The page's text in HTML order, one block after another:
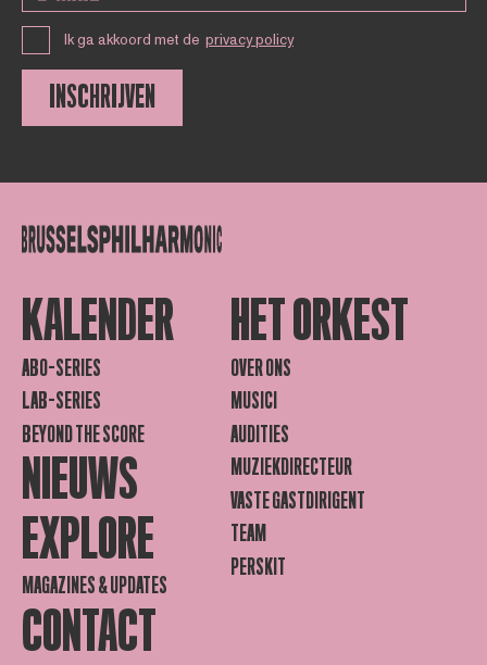
Ik ga akkoord met de privacy policy
INSCHRIJVEN
KALENDER
ABO-SERIES
LAB-SERIES
BEYOND THE SCORE
NIEUWS
EXPLORE
MAGAZINES & UPDATES
CONTACT
HET ORKEST
OVER ONS
MUSICI
AUDITIES
MUZIEKDIRECTEUR
VASTE GASTDIRIGENT
TEAM
PERSKIT